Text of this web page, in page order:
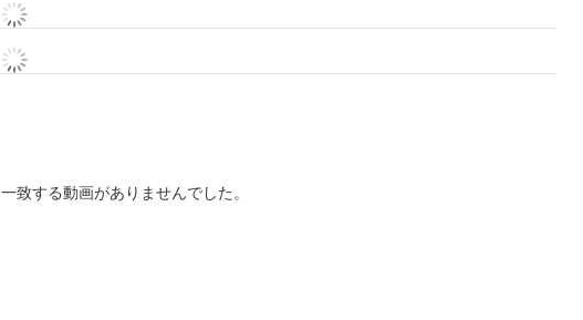
一致する動画がありませんでした。